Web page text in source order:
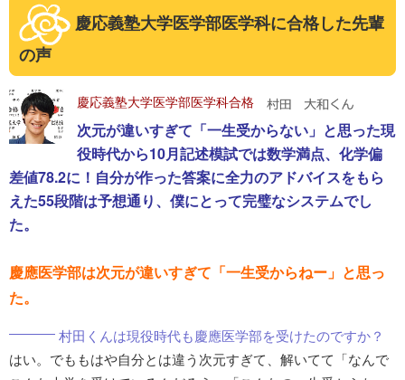
慶応義塾大学医学部医学科に合格した先輩
の声
慶応義塾大学医学部医学科合格
次元が違いすぎて「一生受からない」と思った現
役時代から10月記述模試では数学満点、化学偏
差値78.2に！自分が作った答案に全力のアドバイスをもら
えた55段階は予想通り、僕にとって完璧なシステムでし
た。
慶應医学部は次元が違いすぎて「一生受からねー」と思っ
た。
村田くんは現役時代も慶應医学部を受けたのですか？
はい。でももはや自分とは違う次元すぎて、解いてて「なんで